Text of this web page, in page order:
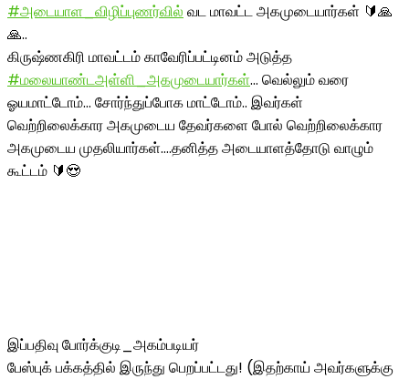
#அடையாள_விழிப்புணர்வில் வட மாவட்ட அகமுடையார்கள் 🔰🙏
🙏..
கிருஷ்ணகிரி மாவட்டம் காவேரிப்பட்டினம் அடுத்த
#மலையாண்டஅள்ளி_அகமுடையார்கள்… வெல்லும் வரை
ஓயமாட்டோம்… சோர்ந்துப்போக மாட்டோம்.. இவர்கள்
வெற்றிலைக்கார அகமுடைய தேவர்களை போல் வெற்றிலைக்கார
அகமுடைய முதலியார்கள்….தனித்த அடையாளத்தோடு வாழும்
கூட்டம் 🔰😍
இப்பதிவு போர்க்குடி_அகம்படியர்
பேஸ்புக் பக்கத்தில் இருந்து பெறப்பட்டது! (இதற்காய் அவர்களுக்கு